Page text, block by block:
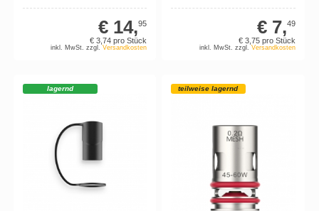
€ 14,95
€ 3,74 pro Stück
inkl. MwSt. zzgl.Versandkosten
€ 7,49
€ 3, 75 pro Stück
inkl. MwSt. zzgl. Versandkosten
lagernd teilweise lagernd